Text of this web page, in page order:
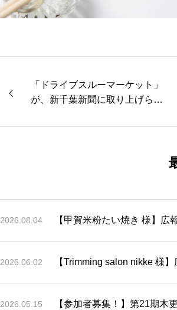
「ドライブスルーマーケット」
が、新千葉新聞に取り上げられ
2026.08.04 【甲賀米粉たい焼き 様】広
2026.06.02 【Trimming salon nikke 様
2026.05.15 【参加者募集！】第21期木